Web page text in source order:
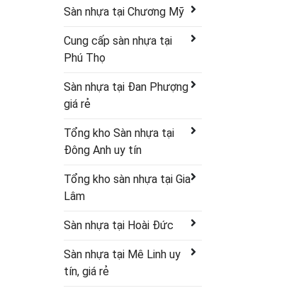
Sàn nhựa tại Chương Mỹ
Cung cấp sàn nhựa tại
Phú Thọ
Sàn nhựa tại Đan Phượng
giá rẻ
Tổng kho Sàn nhựa tại
Đông Anh uy tín
Tổng kho sàn nhựa tại Gia
Lâm
Sàn nhựa tại Hoài Đức
Sàn nhựa tại Mê Linh uy
tín, giá rẻ